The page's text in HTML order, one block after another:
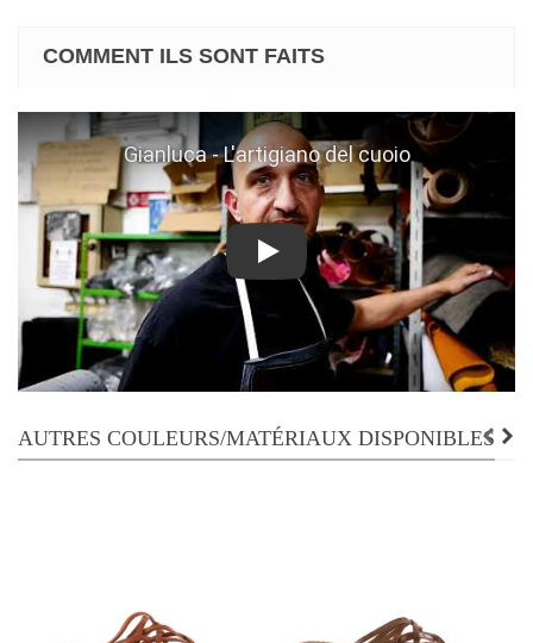
COMMENT ILS SONT FAITS
Play
AUTRES COULEURS/MATÉRIAUX DISPONIBLES